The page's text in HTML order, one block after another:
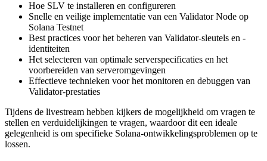
Hoe SLV te installeren en configureren
Snelle en veilige implementatie van een Validator Node op
Solana Testnet
Best practices voor het beheren van Validator-sleutels en -
identiteiten
Het selecteren van optimale serverspecificaties en het
voorbereiden van serveromgevingen
Effectieve technieken voor het monitoren en debuggen van
Validator-prestaties
Tijdens de livestream hebben kijkers de mogelijkheid om vragen te
stellen en verduidelijkingen te vragen, waardoor dit een ideale
gelegenheid is om specifieke Solana-ontwikkelingsproblemen op te
lossen.